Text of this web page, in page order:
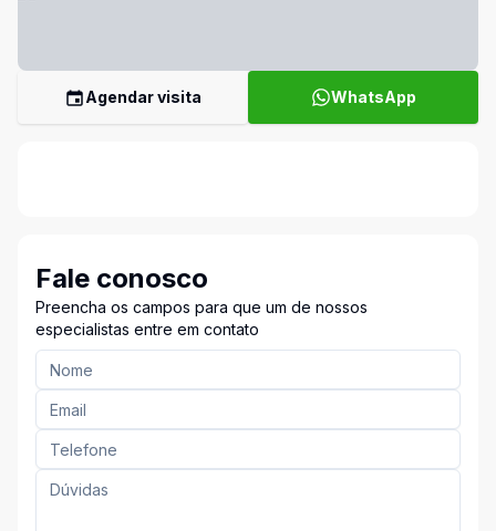
Agendar visita WhatsApp
Fale conosco
Preencha os campos para que um de nossos
especialistas entre em contato